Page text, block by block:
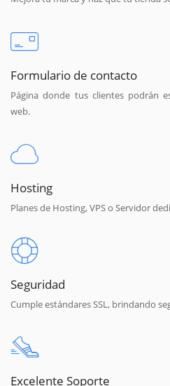
Formulario de contacto
Página donde tus clientes podrán
web.
Hosting
Planes de Hosting, VPS o Servidor
Seguridad
Cumple estándares SSL, brindando
Excelente Soporte